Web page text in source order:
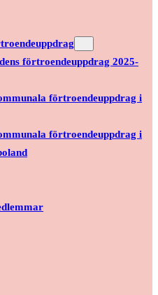
förtroendeuppdrag 2025-
förtroendeuppdrag i
förtroendeuppdrag i